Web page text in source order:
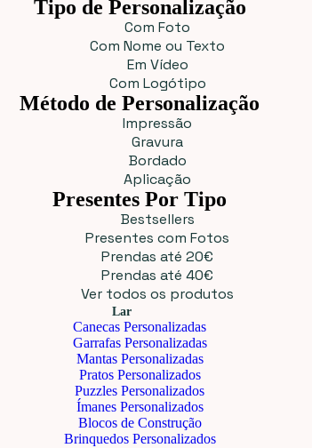
Tipo de Personalização
Com Foto
Com Nome ou Texto
Em Vídeo
Com Logótipo
Método de Personalização
Impressão
Gravura
Bordado
Aplicação
Presentes Por Tipo
Bestsellers
Presentes com Fotos
Prendas até 20€
Prendas até 40€
Ver todos os produtos
Lar
Canecas Personalizadas
Garrafas Personalizadas
Mantas Personalizadas
Pratos Personalizados
Puzzles Personalizados
Ímanes Personalizados
Blocos de Construção
Brinquedos Personalizados